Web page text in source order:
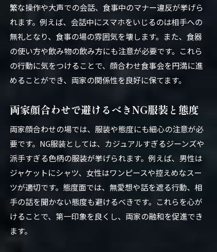
繁な操作や大声での会話、食事中のマナー違反が挙げら
れます。例えば、会話中にスマホをいじるのは相手への
無礼となり、食事の場の雰囲気を壊します。また、食器
の使い方や飲み物の飲み方にも注意が必要です。これら
の行動に気をつけることで、顔合わせ食事会を円満に進
めることができ、両家の関係性を良好に保てます。
両家顔合わせで避けるべきNG服装と態度
両家顔合わせの場では、服装や態度にも細心の注意が必
要です。NG服装としては、カジュアルすぎるジーンズや
派手すぎる色柄の服装が挙げられます。例えば、男性は
ジャケットにシャツ、女性はワンピースや控えめなスー
ツが適切です。態度面では、無愛想や話を遮る行動、相
手の話を聞かない態度も避けるべきです。これらを心が
けることで、第一印象を良くし、両家の融和を促進でき
ます。